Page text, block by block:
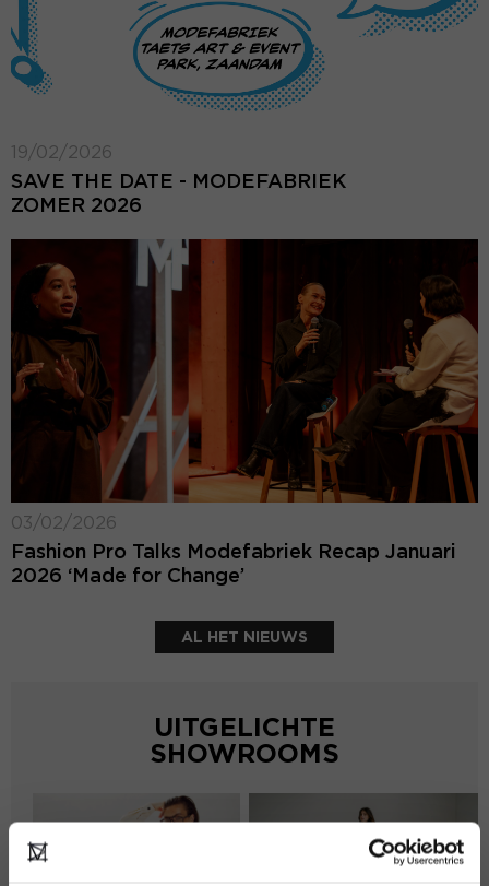
19/02/2026
SAVE THE DATE - MODEFABRIEK
ZOMER 2026
03/02/2026
Fashion Pro Talks Modefabriek Recap Januari
2026 ‘Made for Change’
AL HET NIEUWS
UITGELICHTE
SHOWROOMS